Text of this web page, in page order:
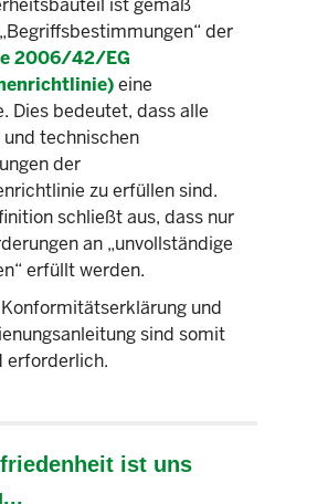
ist gemäß
der
2006/42/EG
eine
Dies bedeutet, dass alle
technischen
der
zu erfüllen sind.
schließt aus, dass nur
an „unvollständige
erfüllt werden.
Konformitätserklärung und
sind somit
erforderlich.